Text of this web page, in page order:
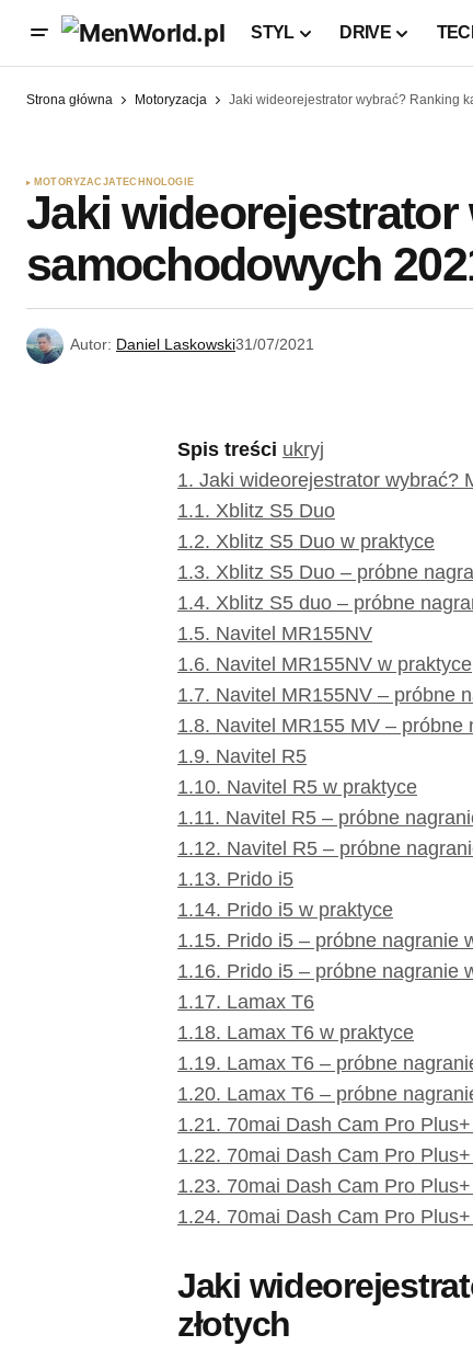
STYL DRIVE
Strona główna Motoryzacja Jaki wideorejestrator wybrać? Ranking
MOTORYZACJATECHNOLOGIE
Jaki
samochodowych
Autor: Daniel Laskowski31/07/2021
Spis treści ukryj
1. Jaki wideorejestrator wybrać?
1.1. Xblitz S5 Duo
1.2. Xblitz S5 Duo w praktyce
1.3. Xblitz S5 Duo – próbne
1.4. Xblitz S5 duo – próbne
1.5. Navitel MR155NV
1.6. Navitel MR155NV w praktyce
1.7. Navitel MR155NV – próbne
1.8. Navitel MR155 MV – próbne
1.9. Navitel R5
1.10. Navitel R5 w praktyce
1.11. Navitel R5 – próbne
1.12. Navitel R5 – próbne
1.13. Prido i5
1.14. Prido i5 w praktyce
1.15. Prido i5 – próbne nagranie
1.16. Prido i5 – próbne nagranie
1.17. Lamax T6
1.18. Lamax T6 w praktyce
1.19. Lamax T6 – próbne
1.20. Lamax T6 – próbne
1.21. 70mai Dash Cam Pro
1.22. 70mai Dash Cam Pro
1.23. 70mai Dash Cam Pro
1.24. 70mai Dash Cam Pro
Jaki
złotych